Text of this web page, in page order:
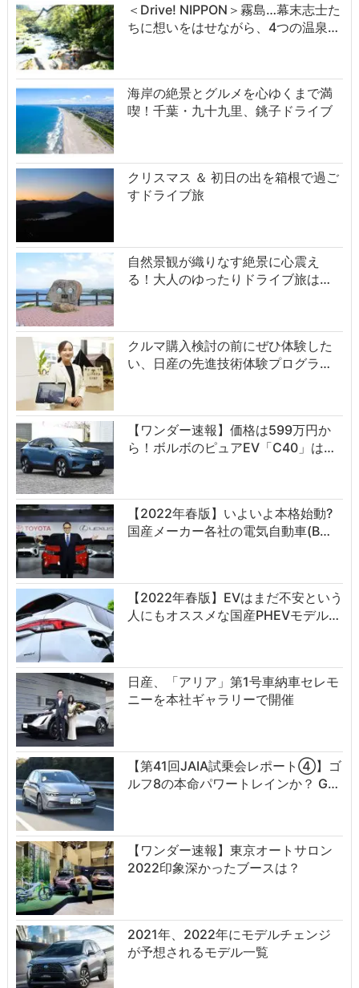
＜Drive! NIPPON＞霧島…幕末志士た
ちに想いをはせながら、4つの温泉…
海岸の絶景とグルメを心ゆくまで満
喫！千葉・九十九里、銚子ドライブ
クリスマス ＆ 初日の出を箱根で過ご
すドライブ旅
自然景観が織りなす絶景に心震え
る！大人のゆったりドライブ旅は…
クルマ購入検討の前にぜひ体験した
い、日産の先進技術体験プログラ…
【ワンダー速報】価格は599万円か
ら！ボルボのピュアEV「C40」は…
【2022年春版】いよいよ本格始動?
国産メーカー各社の電気自動車(B…
【2022年春版】EVはまだ不安という
人にもオススメな国産PHEVモデル…
日産、「アリア」第1号車納車セレモ
ニーを本社ギャラリーで開催
【第41回JAIA試乗会レポート④】ゴ
ルフ8の本命パワートレインか？ G…
【ワンダー速報】東京オートサロン
2022印象深かったブースは？
2021年、2022年にモデルチェンジ
が予想されるモデル一覧